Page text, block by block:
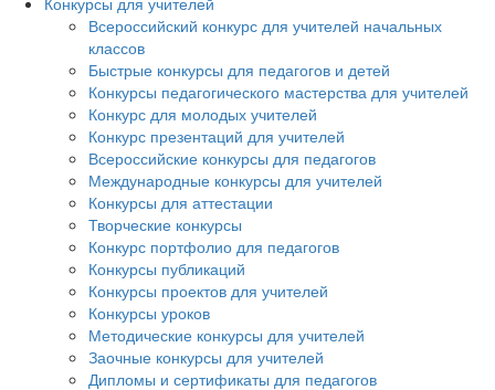
Всероссийский конкурс для учителей начальных
классов
Быстрые конкурсы для педагогов и детей
Конкурсы педагогического мастерства для учителей
Конкурс для молодых учителей
Конкурс презентаций для учителей
Всероссийские конкурсы для педагогов
Международные конкурсы для учителей
Конкурсы для аттестации
Творческие конкурсы
Конкурс портфолио для педагогов
Конкурсы публикаций
Конкурсы проектов для учителей
Конкурсы уроков
Методические конкурсы для учителей
Заочные конкурсы для учителей
Дипломы и сертификаты для педагогов